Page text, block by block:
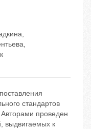
,
,
стандартов
Авторами проведен
выдвигаемых к